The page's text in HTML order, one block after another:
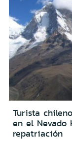
Turista
en el Nevado
repatriación